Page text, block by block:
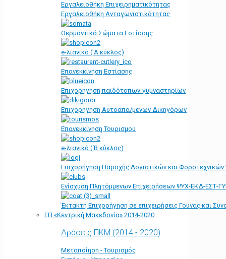
Εργαλειοθήκη Eπιχειρηματικότητας
Εργαλειοθήκη Ανταγωνιστικότητας
Θερμαντικά Σώματα Εστίασης
e-λιανικό ('Α κύκλος)
Επανεκκίνηση Εστίασης
Επιχορήγηση παιδότοπων-γυμναστηρίων
Επιχορήγηση Αυτοαπα/μενων Δικηγόρων
Επανεκκίνηση Τουρισμού
e-λιανικό (΄Β κύκλος)
Επιχορήγηση Παροχής Λογιστικών και
Ενίσχυση Πλητόμμενων Επιχειρήσεων ΨΥΧ-ΕΚΔ-ΕΣΤ-
Έκτακτη Επιχορήγηση σε επιχειρήσεις Γούνας και
ΕΠ «Kεντρική Μακεδονία» 2014-2020
Δράσεις ΠΚΜ (2014 - 2020)
Μεταποίηση - Τουρισμός